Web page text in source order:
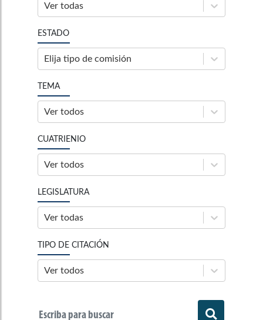
Ver todas
ESTADO
Elija tipo de comisión
TEMA
Ver todos
CUATRIENIO
Ver todos
LEGISLATURA
Ver todas
TIPO DE CITACIÓN
Ver todos